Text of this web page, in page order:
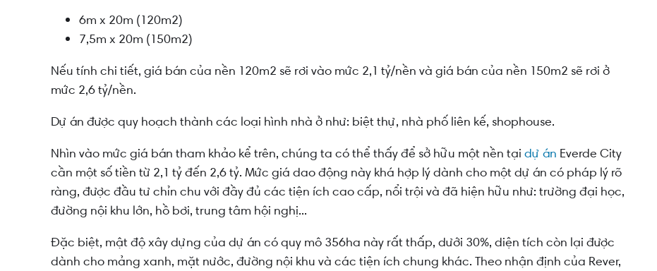
6m x 20m (120m2)
7,5m x 20m (150m2)
Nếu tính chi tiết, giá bán của nền 120m2 sẽ rơi vào mức 2,1 tỷ/nền và giá bán của nền 150m2 sẽ rơi ở
mức 2,6 tỷ/nền.
Dự án được quy hoạch thành các loại hình nhà ở như: biệt thự, nhà phố liên kế, shophouse.
Nhìn vào mức giá bán tham khảo kể trên, chúng ta có thể thấy để sở hữu một nền tại dự án Everde City
cần một số tiền từ 2,1 tỷ đến 2,6 tỷ. Mức giá dao động này khá hợp lý dành cho một dự án có pháp lý rõ
ràng, được đầu tư chỉn chu với đầy đủ các tiện ích cao cấp, nổi trội và đã hiện hữu như: trường đại học,
đường nội khu lớn, hồ bơi, trung tâm hội nghị...
Đặc biệt, mật độ xây dựng của dự án có quy mô 356ha này rất thấp, dưới 30%, diện tích còn lại được
dành cho mảng xanh, mặt nước, đường nội khu và các tiện ích chung khác. Theo nhận định của Rever,